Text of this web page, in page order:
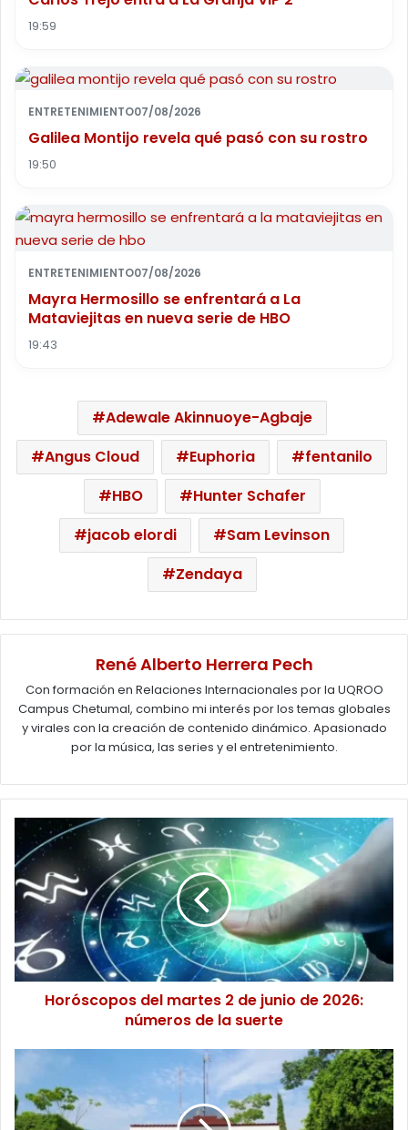
19:59
ENTRETENIMIENTO07/08/2026
Galilea Montijo revela qué pasó con su rostro
19:50
ENTRETENIMIENTO07/08/2026
Mayra Hermosillo se enfrentará a La
Mataviejitas en nueva serie de HBO
19:43
Adewale Akinnuoye-Agbaje
Angus Cloud
Euphoria
fentanilo
HBO
Hunter Schafer
jacob elordi
Sam Levinson
Zendaya
René Alberto Herrera Pech
Con formación en Relaciones Internacionales por la UQROO
Campus Chetumal, combino mi interés por los temas globales
y virales con la creación de contenido dinámico. Apasionado
por la música, las series y el entretenimiento.
Horóscopos
del
martes
2
de
junio
de
2026:
números
Horóscopos del martes 2 de junio de 2026:
números de la suerte
Ocosingo,
Barrio
Mágico